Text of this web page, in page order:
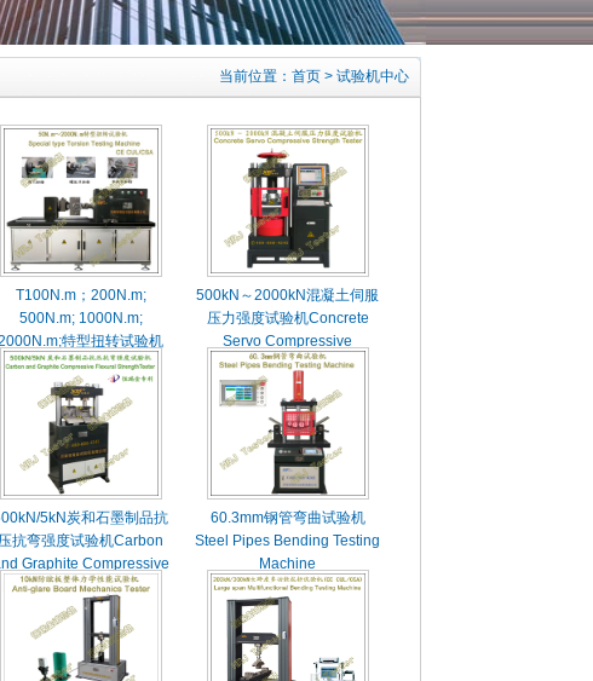
当前位置： 首页 > 试验机中心
T100N.m；200N.m;
500N.m; 1000N.m;
特型扭转试验机
500kN～2000kN混凝土伺服
压力强度试验机Concrete
Servo Compressive
Strength Tester
5kN炭和石墨制品抗
压抗弯强度试验机Carbon
Graphite Compressive
Flexural Strength Tester
60.3mm钢管弯曲试验机
Steel Pipes Bending Testing
Machine